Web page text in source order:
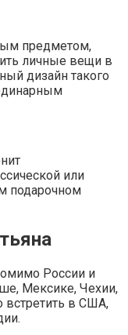
предметом,
личные вещи в
дизайн такого
или
подарочном
России и
Мексике, Чехии,
встретить в США,